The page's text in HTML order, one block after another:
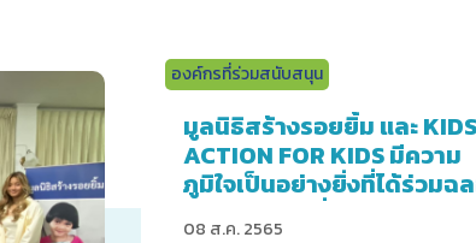
องค์กรที่ร่วมสนับสนุน
มูลนิธิสร้างรอยยิ้ม และ KIDS
ACTION FOR KIDS มีความ
ภูมิใจเป็นอย่างยิ่งที่ได้ร่วมฉ
ความร่วมมือที่ยาวนานถึง 13 ปี
08 ส.ค. 2565